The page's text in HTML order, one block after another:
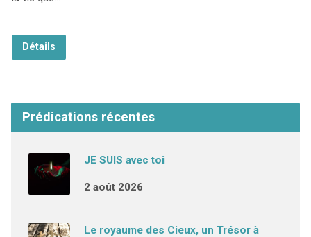
Détails
Prédications récentes
JE SUIS avec toi
2 août 2026
Le royaume des Cieux, un Trésor à